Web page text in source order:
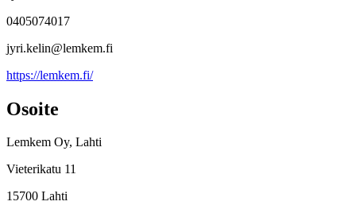
0405074017
jyri.kelin@lemkem.fi
https://lemkem.fi/
Osoite
Lemkem Oy, Lahti
Vieterikatu 11
15700 Lahti